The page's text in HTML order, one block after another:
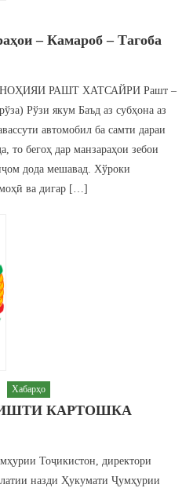
– Камароб – Тагоба
РАШТ ХАТСАЙРИ Рашт –
Рўзи якум Баъд аз субҳона аз
автомобил ба самти дараи
то бегоҳ дар манзараҳои зебои
дода мешавад. Хўроки
ва дигар […]
Хабарҳо
КАРТОШКА
Тоҷикистон, директори
назди Ҳукумати Ҷумҳурии